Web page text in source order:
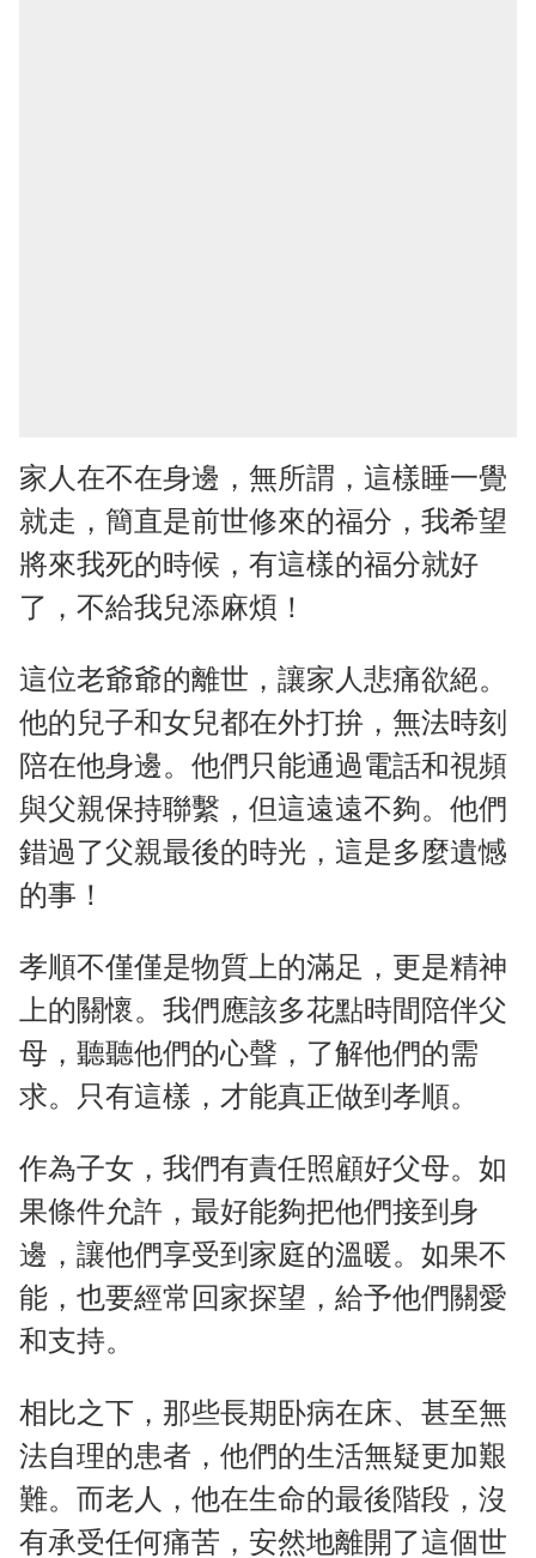
家人在不在身邊，無所謂，這樣睡一覺
就走，簡直是前世修來的福分，我希望
將來我死的時候，有這樣的福分就好
了，不給我兒添麻煩！
這位老爺爺的離世，讓家人悲痛欲絕。
他的兒子和女兒都在外打拚，無法時刻
陪在他身邊。他們只能通過電話和視頻
與父親保持聯繫，但這遠遠不夠。他們
錯過了父親最後的時光，這是多麼遺憾
的事！
孝順不僅僅是物質上的滿足，更是精神
上的關懷。我們應該多花點時間陪伴父
母，聽聽他們的心聲，了解他們的需
求。只有這樣，才能真正做到孝順。
作為子女，我們有責任照顧好父母。如
果條件允許，最好能夠把他們接到身
邊，讓他們享受到家庭的溫暖。如果不
能，也要經常回家探望，給予他們關愛
和支持。
相比之下，那些長期卧病在床、甚至無
法自理的患者，他們的生活無疑更加艱
難。而老人，他在生命的最後階段，沒
有承受任何痛苦，安然地離開了這個世